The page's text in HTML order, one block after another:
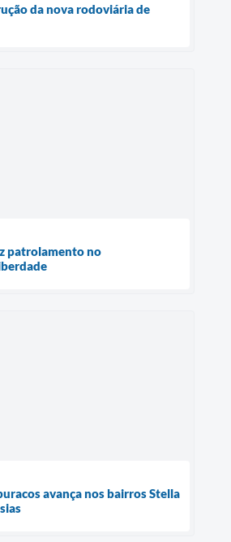
da nova rodoviária de
patrolamento no
avança nos bairros Stella